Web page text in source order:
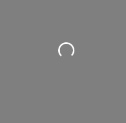
Cargando…